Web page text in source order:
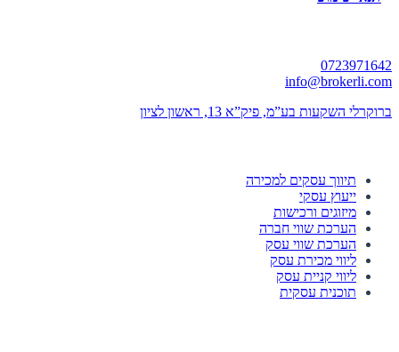
0723971642
info@brokerli.com
ברוקרלי השקעות בע”מ, פיק”א 13, ראשון לציון
תיווך עסקים למכירה
ייעוץ עסקי
מיזוגים ורכישות
הערכת שווי חברה
הערכת שווי עסק
ליווי מכירת עסק
ליווי קניית עסק
תוכנית עסקית